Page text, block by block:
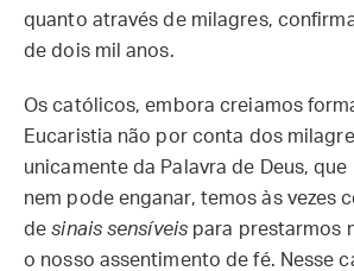
quanto através de milagres,
de dois mil anos.
Os católicos, embora creiamos
Eucaristia não por conta dos
unicamente da Palavra de Deus, que
nem pode enganar, temos às vezes
desinais sensíveispara prestarmos
o nosso assentimento de fé. Nesse